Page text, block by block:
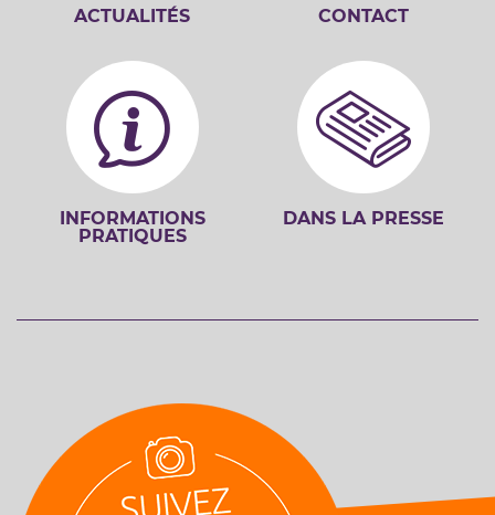
ACTUALITÉS CONTACT
INFORMATIONS
PRATIQUES
DANS LA PRESSE